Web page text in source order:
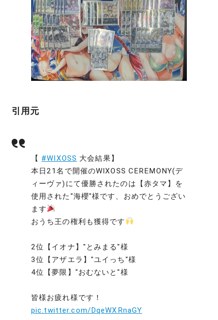
引用元
【 #WIXOSS 大会結果】
本日21名で開催のWIXOSS CEREMONY(デ
ィーヴァ)にて優勝されたのは【赤タマ】を
使用された"海櫻"様です、おめでとうござい
ます
おうち王の権利も獲得です
2位【イオナ】"とみまる"様
3位【アザエラ】"ユイっち"様
4位【夢限】"おむないと"様
皆様お疲れ様です！
pic.twitter.com/DqeWXRnaGY